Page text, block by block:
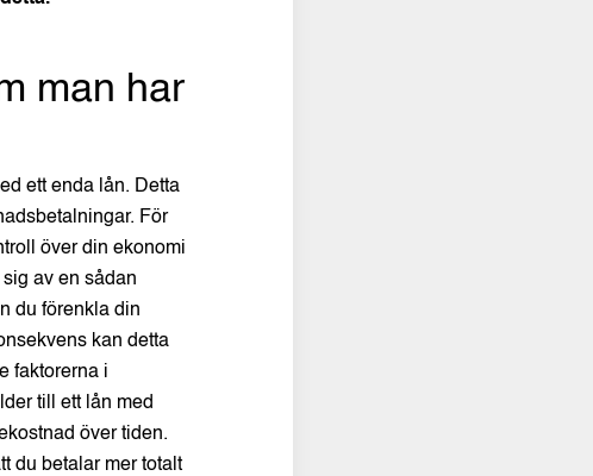
man har
ett enda lån. Detta
För
över din ekonomi
av en sådan
du förenkla din
kan detta
faktorerna i
till ett lån med
över tiden.
du betalar mer totalt